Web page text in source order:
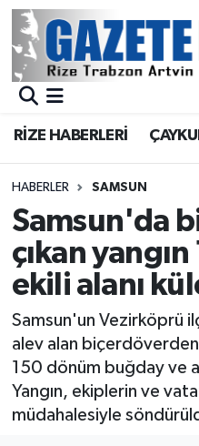
RİZE HABERLERİ
HABERLER SAMSUN
Samsun'da
çıkan
ekili alanı
Samsun'un Vezirköprü
alev alan biçerdöverden
150 dönüm buğday ve
Yangın, ekiplerin ve
müdahalesiyle
BÖLGEMİZ
Asayiş
Rize Jandarma
Bilim Teknoloji
Advertising news
Canlı Maç
Merkez Nöbetçi
Merkez Trafik
Süper Lig Puan
Tüm Manşetler
Haber Arşivi